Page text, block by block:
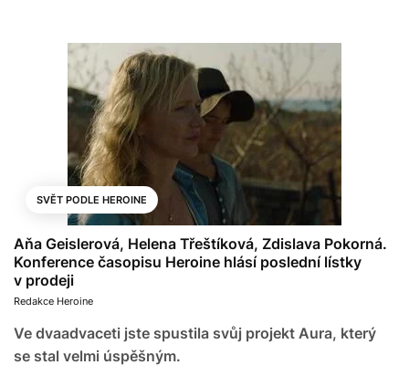
SVĚT PODLE HEROINE
Aňa Geislerová, Helena Třeštíková, Zdislava Pokorná.
Konference časopisu Heroine hlásí poslední lístky
v prodeji
Redakce Heroine
Ve dvaadvaceti jste spustila svůj projekt Aura, který
se stal velmi úspěšným.